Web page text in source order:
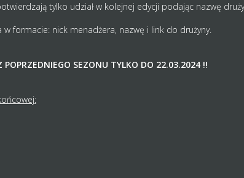
tylko udział w kolejnej edycji podając nazwę
w formacie: nick menadżera, nazwę i link do drużyny.
POPRZEDNIEGO SEZONU TYLKO DO 22.03.2024 !!